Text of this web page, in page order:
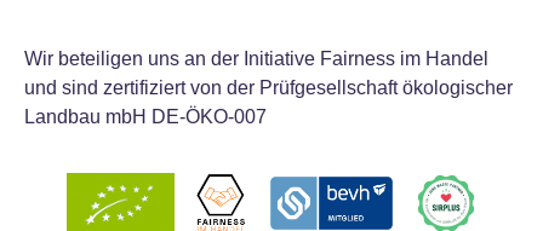
Wir beteiligen uns an der Initiative Fairness im Handel
und sind zertifiziert von der Prüfgesellschaft ökologischer
Landbau mbH DE-ÖKO-007